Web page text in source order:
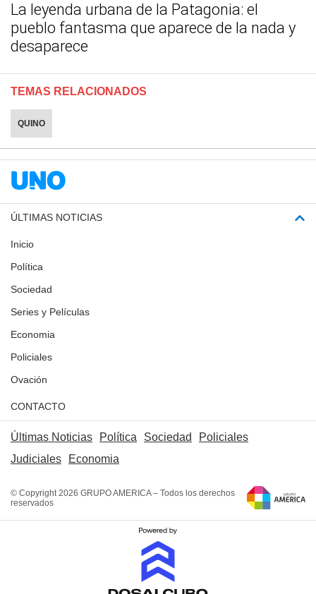
La leyenda urbana de la Patagonia: el
pueblo fantasma que aparece de la nada y
desaparece
TEMAS RELACIONADOS
QUINO
ÚLTIMAS NOTICIAS
Inicio
Política
Sociedad
Series y Películas
Economia
Policiales
Ovación
CONTACTO
Últimas Noticias Política Sociedad
Policiales
Judiciales
Economia
© Copyright 2026 GRUPO AMERICA – Todos los derechos
reservados